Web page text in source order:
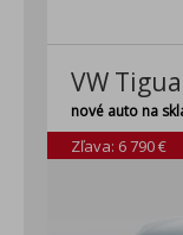
vozidlami,
VW
nové auto na
Zľava: 6 790 €